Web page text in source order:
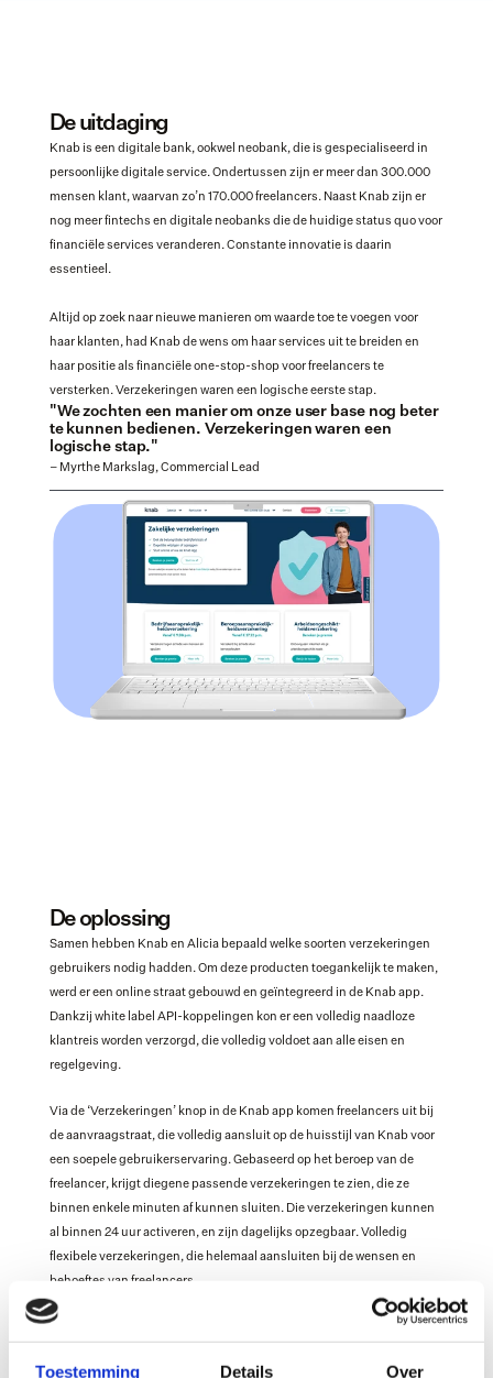
Toestemming Details Over
De uitdaging
Knab is een digitale bank, ookwel neobank, die is gespecialiseerd in
persoonlijke digitale service. Ondertussen zijn er meer dan 300.000
mensen klant, waarvan zo’n 170.000 freelancers. Naast Knab zijn er
nog meer fintechs en digitale neobanks die de huidige status quo voor
financiële services veranderen. Constante innovatie is daarin
essentieel.
Altijd op zoek naar nieuwe manieren om waarde toe te voegen voor
haar klanten, had Knab de wens om haar services uit te breiden en
haar positie als financiële one-stop-shop voor freelancers te
versterken. Verzekeringen waren een logische eerste stap.
"We zochten een manier om onze user base nog beter
te kunnen bedienen. Verzekeringen waren een
logische stap."
– Myrthe Markslag, Commercial Lead
De oplossing
Samen hebben Knab en Alicia bepaald welke soorten verzekeringen
gebruikers nodig hadden. Om deze producten toegankelijk te maken,
werd er een online straat gebouwd en geïntegreerd in de Knab app.
Dankzij white label API-koppelingen kon er een volledig naadloze
klantreis worden verzorgd, die volledig voldoet aan alle eisen en
regelgeving.
Via de ‘Verzekeringen’ knop in de Knab app komen freelancers uit bij
de aanvraagstraat, die volledig aansluit op de huisstijl van Knab voor
een soepele gebruikerservaring. Gebaseerd op het beroep van de
freelancer, krijgt diegene passende verzekeringen te zien, die ze
binnen enkele minuten af kunnen sluiten. Die verzekeringen kunnen
al binnen 24 uur activeren, en zijn dagelijks opzegbaar. Volledig
flexibele verzekeringen, die helemaal aansluiten bij de wensen en
behoeftes van freelancers.
Met de feedback van klanten was er geen twijfel mogelijk: dit was de
constant bezig met het uitbreiden van het aanbod om nog meer